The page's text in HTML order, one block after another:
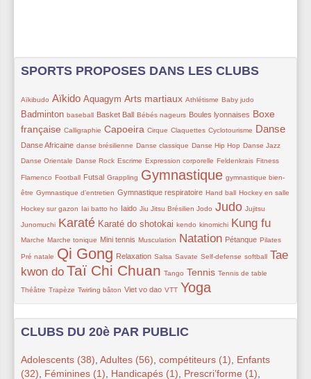
SPORTS PROPOSES DANS LES CLUBS
8/315
Aïkibudo
181/315Aïkido
114/315 Aquagym
163/315 Arts martiaux
35/315 Athlétisme
64/315 Baby judo
120/315
Badminton
33/315 baseball
89/315 Basket Ball
36/315 Bébés nageurs
101/315 Boules lyonnaises
151/315
Boxe
française
22/315 Calligraphie
157/315 Capoeira
51/315 Cirque
19/315 Claquettes
15/315 Cyclotourisme
193/315 Danse
81/315
Danse Africaine
62/315 danse brésilienne
65/315 Danse classique
55/315 Danse Hip Hop
19/315 Danse Jazz
19/315
Danse Orientale
19/315 Danse Rock
26/315 Escrime
65/315 Expression corporelle
27/315 Feldenkrais
17/315 Fitness
19/315
Flamenco
58/315 Football
72/315 Futsal
45/315 Grappling
251/315 Gymnastique
20/315
gymnastique bien-
être
65/315Gymnastique d’entretien
87/315 Gymnastique respiratoire
51/315 Hand ball
30/315 Hockey en salle
30/315
Hockey sur gazon
11/315 Iai batto ho
92/315 Iaido
45/315 Jiu Jitsu Brésilien
48/315 Jodo
244/315 Judo
51/315 Jujitsu
22/315
Junomuchi
233/315 Karaté
116/315 Karaté do shotokai
22/315 kendo
22/315 kinomichi
215/315 Kung fu
15/315
Marche
20/315Marche tonique
96/315 Mini tennis
47/315 Musculation
201/315 Natation
106/315 Pétanque
26/315 Pilates
36/315
Pré natale
315/315 Qi Gong
89/315 Relaxation
19/315 Salsa
28/315 Savate
35/315 Self-defense
33/315 softball
203/315
Tae
kwon do
272/315 Taï Chi Chuan
19/315 Tango
166/315 Tennis
27/315 Tennis de table
65/315
Théâtre
29/315Trapèze
53/315 Twirling bâton
70/315 Viet vo dao
15/315 VTT
257/315 Yoga
CLUBS DU 20è PAR PUBLIC
Adolescents (38) Adultes (56) compétiteurs (1)
Enfants
(32)
Féminines (1) Handicapés (1) Prescri’forme (1)